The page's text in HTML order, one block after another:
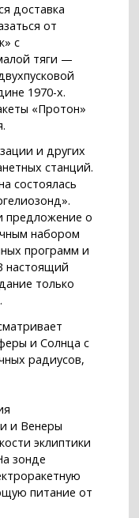
доставка
от
с
тяги —
1970-х.
«Протон»
и других
станций.
состоялась
предложение о
набором
программ и
настоящий
только
и Солнца с
радиусов,
и Венеры
эклиптики
зонде
питание от